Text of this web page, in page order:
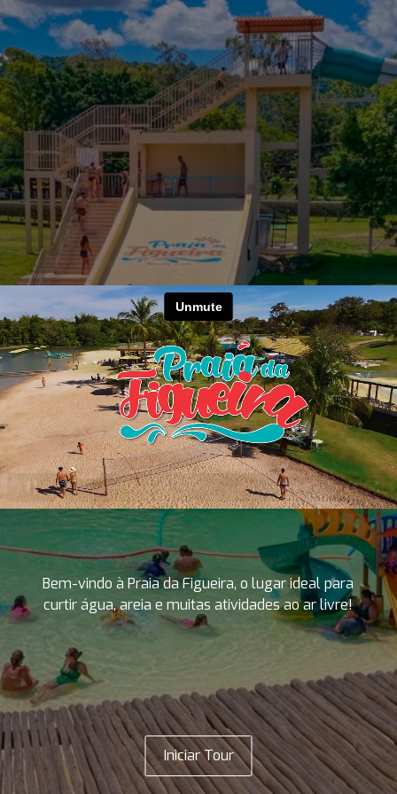
Bem-vindo à Praia da Figueira, o lugar ideal para
curtir água, areia e muitas atividades ao ar livre!
Iniciar Tour